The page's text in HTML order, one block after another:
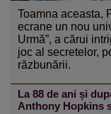
Toamna aceasta,
ecrane un nou
Urmă”, a cărui
joc al secretelor,
răzbunării.
La 88 de ani și
Anthony Hopkins